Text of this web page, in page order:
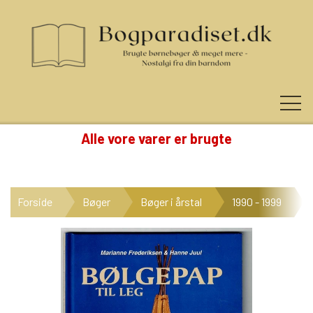
NYHEDER
KATEGORIER
Alle vore varer er brugte
Forside Bøger Bøger i årstal 1990 - 1999